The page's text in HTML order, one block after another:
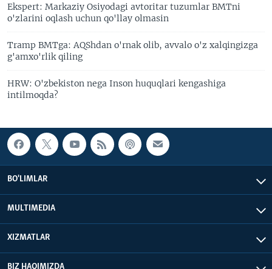
Ekspert: Markaziy Osiyodagi avtoritar tuzumlar BMTni
o'zlarini oqlash uchun qo'llay olmasin
Tramp BMTga: AQShdan o'rnak olib, avvalo o'z xalqingizga
g'amxo'rlik qiling
HRW: O'zbekiston nega Inson huquqlari kengashiga
intilmoqda?
BO'LIMLAR
MULTIMEDIA
XIZMATLAR
BIZ HAQIMIZDA